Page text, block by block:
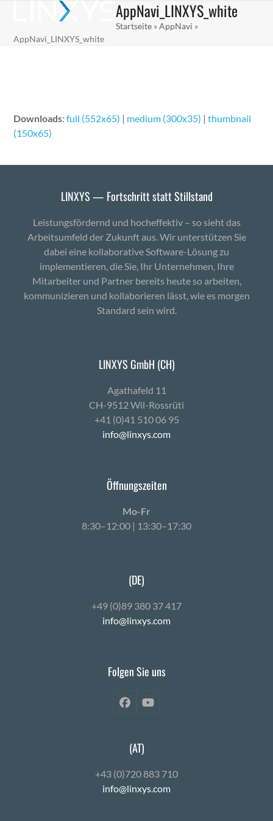
content
AppNavi_LINXYS_white
Startseite »AppNavi »
AppNavi_LINXYS_white
Downloads:full (552x65) | medium (300x35) |thumbnail
(150x65)
LINXYS — Fortschritt statt Stillstand
Leistungsfördernd und hocheffektiv – so sieht das
Arbeitsumfeld der Zukunft aus. Wir unterstützen Sie
dabei eine kollaborative Software-Lösung zu
implementieren, die Sie, Ihr Unternehmen, Ihre
Mitarbeiter und Partner bereits heute so arbeiten,
kommunizieren und kollaborieren lässt, wie es morgen
Standard sein wird.
LINXYS GmbH (CH)
Agath­afeld 11
CH-9512 Wil-Ross­rüti
+41 (0)41 510 06 95
info@linxys.com
Öffnungszeiten
Mo-Fr
8:30–12:00 | 13:30–17:30
(DE)
+49 (0)89 380 37 417
info@linxys.com
Folgen Sie uns
FacebookYouTube
(AT)
+43 (0)720 883 710
info@linxys.com